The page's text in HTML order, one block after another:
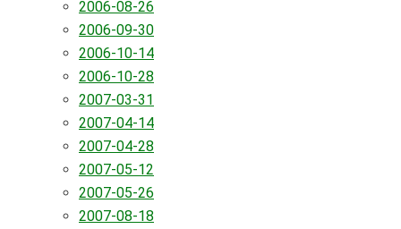
2006-08-26
2006-09-30
2006-10-14
2006-10-28
2007-03-31
2007-04-14
2007-04-28
2007-05-12
2007-05-26
2007-08-18